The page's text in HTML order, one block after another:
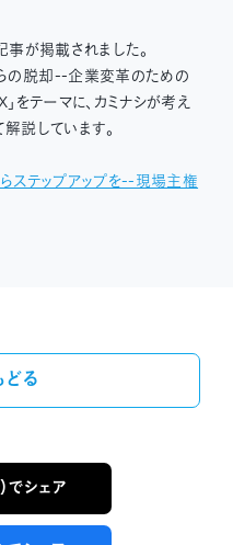
が掲載されました。
の脱却--企業変革のための
をテーマに、カミナシが考え
説しています。
ステップアップを--現場主権
る
でシェア